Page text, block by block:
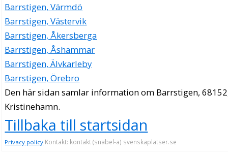
Barrstigen, Värmdö
Barrstigen, Västervik
Barrstigen, Åkersberga
Barrstigen, Åshammar
Barrstigen, Älvkarleby
Barrstigen, Örebro
Den här sidan samlar information om Barrstigen,
Kristinehamn.
Tillbaka till startsidan
Privacy policy Kontakt: kontakt (snabel-a) svenskaplatser.se